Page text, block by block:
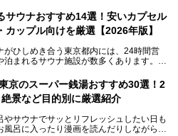
15選を、おすすめの順番で一挙にご紹介
クス」がニューオープン。施設の様子をレ
サウナおすすめ14選！安いカプセル
カップル向けを厳選【2026年版】
がひしめき合う東京都内には、24時間営
泊まれるサウナ施設が数多くあります。
「サ旅」や自分へのご褒美のための宿泊な
タイミングで好きなだけサ活ができるのが
用施設だけでなく、カップルや女性に嬉し
えてきました。
京のスーパー銭湯おすすめ30選！2
景など目的別に厳選紹介
やサウナでサッとリフレッシュしたい日も
風呂に入ったり漫画を読んだりしながら一